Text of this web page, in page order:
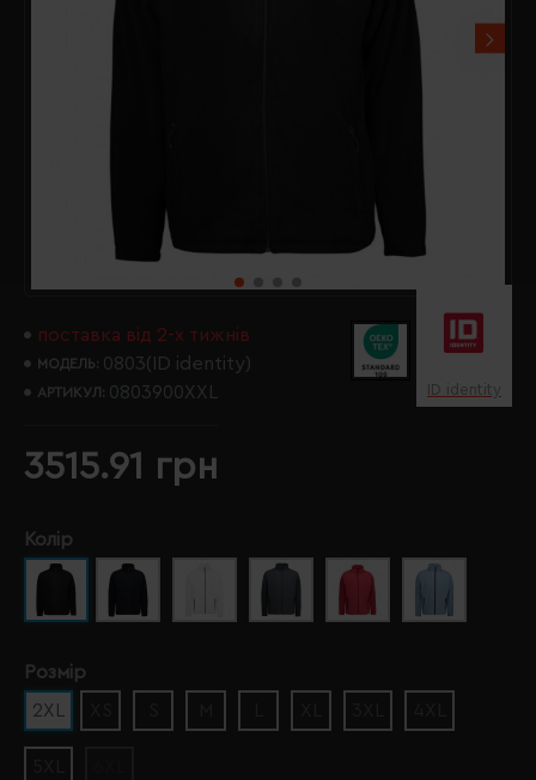
поставка від 2-х тижнів
МОДЕЛЬ: 0803(ID identity)
АРТИКУЛ: 0803900XXL ID identity
3515.91 грн
Колір
Розмір
2XL